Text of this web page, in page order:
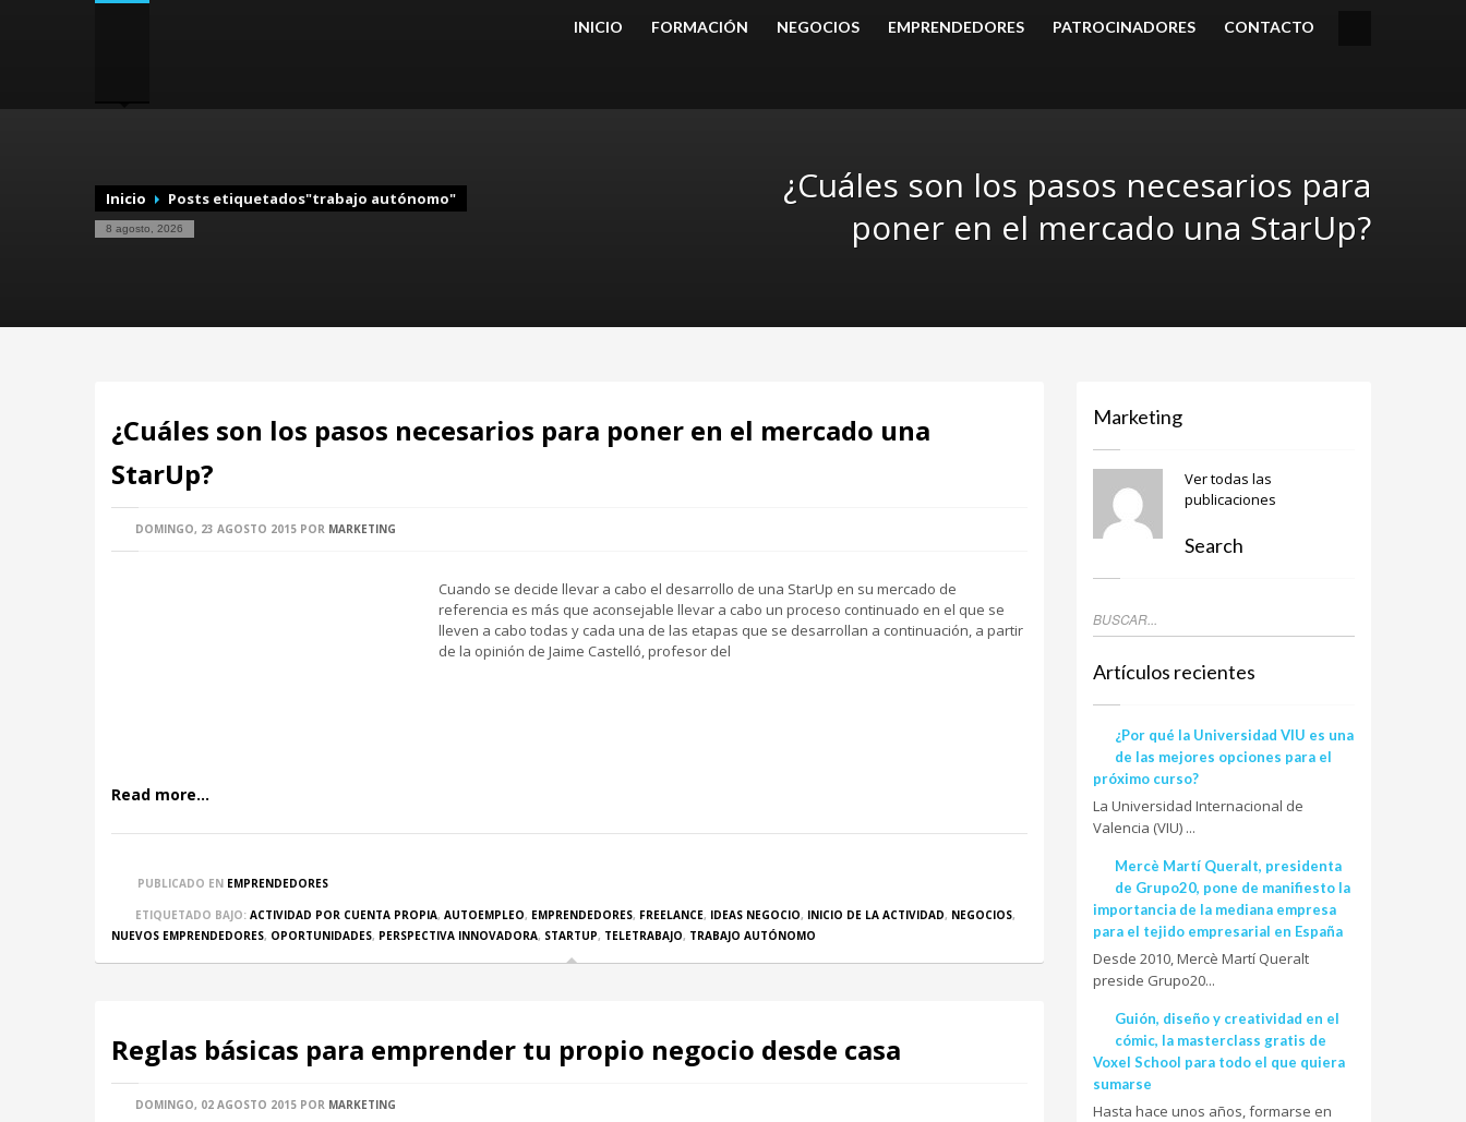
INICIO FORMACIÓN NEGOCIOS EMPRENDEDORES PATROCINADORES CONTACTO
Inicio Posts etiquetados"trabajo autónomo"
8 agosto, 2026
¿Cuáles son los pasos necesarios para
poner en el mercado una StarUp?
¿Cuáles son los pasos necesarios para poner en el mercado una
StarUp?
DOMINGO, 23 AGOSTO 2015 POR MARKETING
Cuando se decide llevar a cabo el desarrollo de una StarUp en su mercado de
referencia es más que aconsejable llevar a cabo un proceso continuado en el que se
lleven a cabo todas y cada una de las etapas que se desarrollan a continuación, a partir
de la opinión de Jaime Castelló, profesor del
Read more...
PUBLICADO EN EMPRENDEDORES
ETIQUETADO BAJO: ACTIVIDAD POR CUENTA PROPIA, AUTOEMPLEO, EMPRENDEDORES, FREELANCE, IDEAS NEGOCIO, INICIO DE LA ACTIVIDAD, NEGOCIOS,
NUEVOS EMPRENDEDORES, OPORTUNIDADES, PERSPECTIVA INNOVADORA, STARTUP, TELETRABAJO, TRABAJO AUTÓNOMO
Reglas básicas para emprender tu propio negocio desde casa
DOMINGO, 02 AGOSTO 2015 POR MARKETING
Marketing
Ver todas las
publicaciones
Search
Artículos recientes
¿Por qué la Universidad VIU es una
de las mejores opciones para el
próximo curso?
La Universidad Internacional de
Valencia (VIU) ...
Mercè Martí Queralt, presidenta
de Grupo20, pone de manifiesto la
importancia de la mediana empresa
para el tejido empresarial en España
Desde 2010, Mercè Martí Queralt
preside Grupo20...
Guión, diseño y creatividad en el
cómic, la masterclass gratis de
Voxel School para todo el que quiera
sumarse
Hasta hace unos años, formarse en